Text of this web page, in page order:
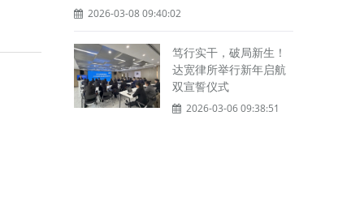
2026-03-08 09:40:02
笃行实干，破局新生！
达宽律所举行新年启航
双宣誓仪式
2026-03-06 09:38:51